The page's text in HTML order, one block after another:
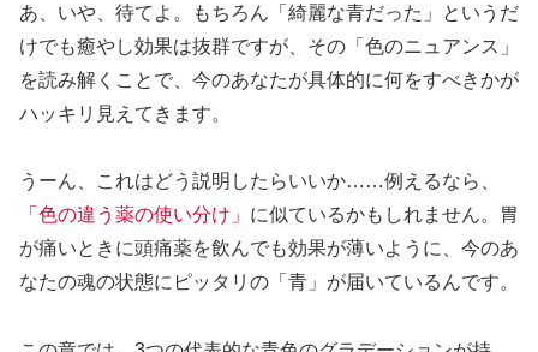
あ、いや、待てよ。もちろん「綺麗な青だった」というだ
けでも癒やし効果は抜群ですが、その「色のニュアンス」
を読み解くことで、今のあなたが具体的に何をすべきかが
ハッキリ見えてきます。
うーん、これはどう説明したらいいか……例えるなら、
「色の違う薬の使い分け」 に似ているかもしれません。胃
が痛いときに頭痛薬を飲んでも効果が薄いように、今のあ
なたの魂の状態にピッタリの「青」が届いているんです。